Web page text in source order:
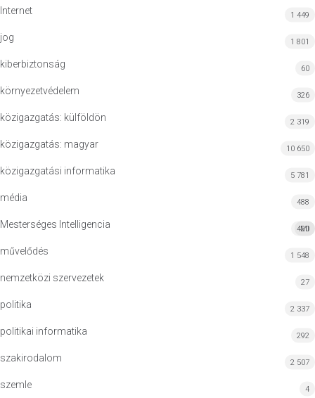
Internet 1 449
jog 1 801
kiberbiztonság 60
környezetvédelem 326
közigazgatás: külföldön 2 319
közigazgatás: magyar 10 650
közigazgatási informatika 5 781
média 488
Mesterséges Intelligencia MI
420
művelődés 1 548
nemzetközi szervezetek 27
politika 2 337
politikai informatika 292
szakirodalom 2 507
szemle 4